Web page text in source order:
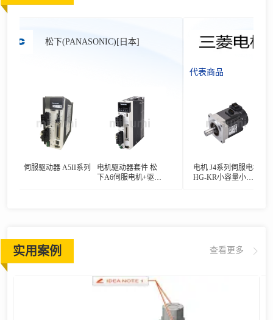
松下(PANASONIC)[日本]
伺服驱动器 A5II系列
电机驱动器套件 松
下A6伺服电机+驱动
代表商品
电机 J4系列伺服电机
HG-KR小容量小惯
J4系
SR中
实用案例 查看更多